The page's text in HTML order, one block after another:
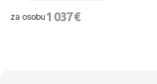
za osobu 1 037 €